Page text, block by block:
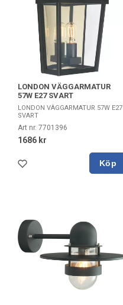
LONDON VÄGGARMATUR
57W E27 SVART
LONDON VÄGGARMATUR 57W E27
SVART
Art nr. 7701396
1686 kr
Köp